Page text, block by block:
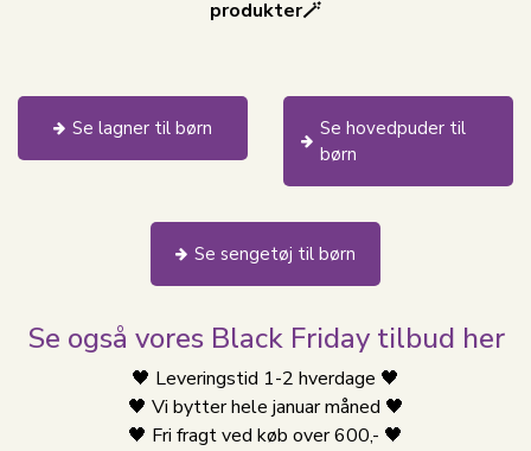
produkter🪄
Se lagner til børn
Se hovedpuder til
børn
Se sengetøj til børn
Se også vores Black Friday tilbud her
🖤 Leveringstid 1-2 hverdage 🖤
🖤 Vi bytter hele januar måned 🖤
🖤 Fri fragt ved køb over 600,- 🖤